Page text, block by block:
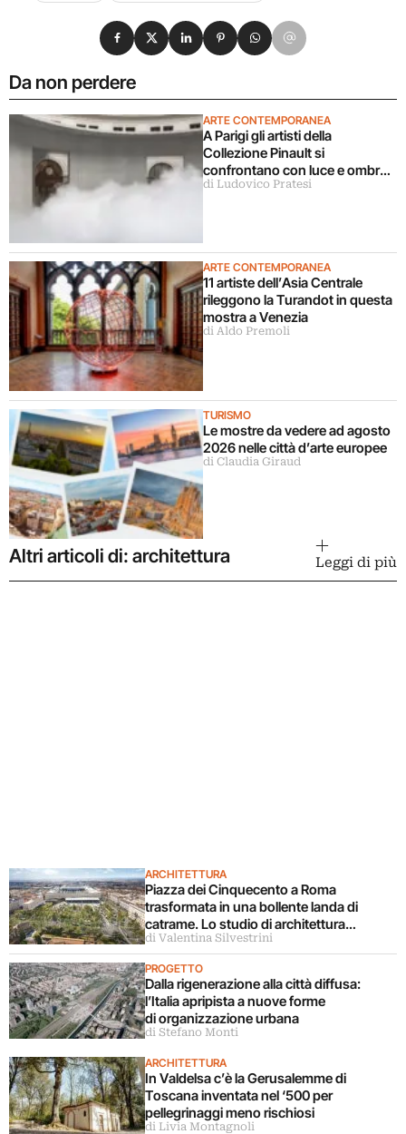
Da non perdere
ARTE CONTEMPORANEA
A Parigi gli artisti della
Collezione Pinault si
confrontano con luce e ombra
in una grande mostra
di Ludovico Pratesi
ARTE CONTEMPORANEA
11 artiste dell’Asia Centrale
rileggono la Turandot in questa
mostra a Venezia
di Aldo Premoli
TURISMO
Le mostre da vedere ad agosto
2026 nelle città d’arte europee
di Claudia Giraud
Condividi su Facebook
Condividi su X
Condividi su LinkedIn
Condividi su Pinterest
Condividi su WhatsApp
Condividi su Email
Altri articoli di: architettura Leggi di più
ARCHITETTURA
Piazza dei Cinquecento a Roma
trasformata in una bollente landa di
catrame. Lo studio di architettura
disconosce il progetto
di Valentina Silvestrini
PROGETTO
Dalla rigenerazione alla città diffusa:
l’Italia apripista a nuove forme
di organizzazione urbana
di Stefano Monti
ARCHITETTURA
In Valdelsa c’è la Gerusalemme di
Toscana inventata nel ‘500 per
pellegrinaggi meno rischiosi
di Livia Montagnoli